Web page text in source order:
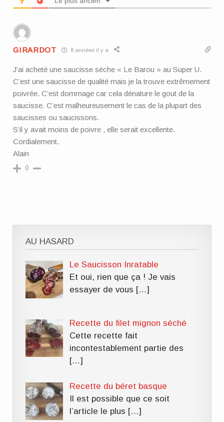
GIRARDOT 8 années il y a
J’ai acheté une saucisse sèche « Le Barou » au Super U.
C’est une saucisse de qualité mais je la trouve extrêmement
poivrée. C’est dommage car cela dénature le gout de la
saucisse. C’est malheureusement le cas de la plupart des
saucisses ou saucissons.
S’il y avait moins de poivre , elle serait excellente.
Cordialement.
Alain
0
AU HASARD
Le Saucisson Inratable
Et oui, rien que ça ! Je vais
essayer de vous […]
Recette du filet mignon séché
Cette recette fait
incontestablement partie des
[…]
Recette du béret basque
Il est possible que ce soit
l’article le plus […]